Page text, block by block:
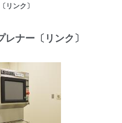
リンク〕
ナー〔リンク〕